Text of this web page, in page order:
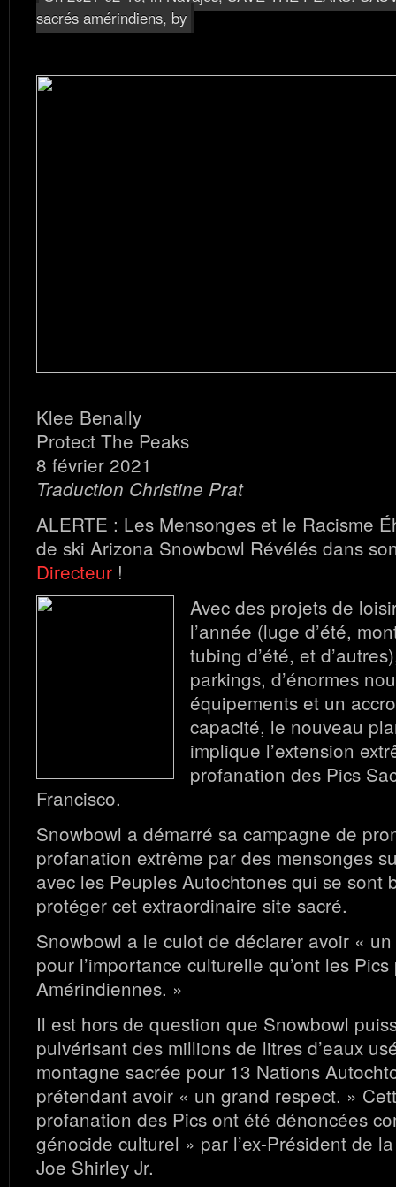
sacrés amérindiens, by
Klee Benally
Protect The Peaks
8 février 2021
Traduction Christine Prat
ALERTE : Les Mensonges et le Racisme
de ski Arizona Snowbowl Révélés dans
Directeur !
Avec des projets de
l’année (luge d’été,
tubing d’été, et
parkings, d’énormes
équipements et un
capacité, le nouveau
implique l’extension
profanation des Pics
Francisco.
Snowbowl a démarré sa campagne de
profanation extrême par des mensonges
avec les Peuples Autochtones qui se sont
protéger cet extraordinaire site sacré.
Snowbowl a le culot de déclarer avoir «
pour l’importance culturelle qu’ont les
Amérindiennes. »
Il est hors de question que Snowbowl
pulvérisant des millions de litres d’eaux
montagne sacrée pour 13 Nations
prétendant avoir « un grand respect. »
profanation des Pics ont été dénoncées
génocide culturel » par l’ex-Président de
Joe Shirley Jr.